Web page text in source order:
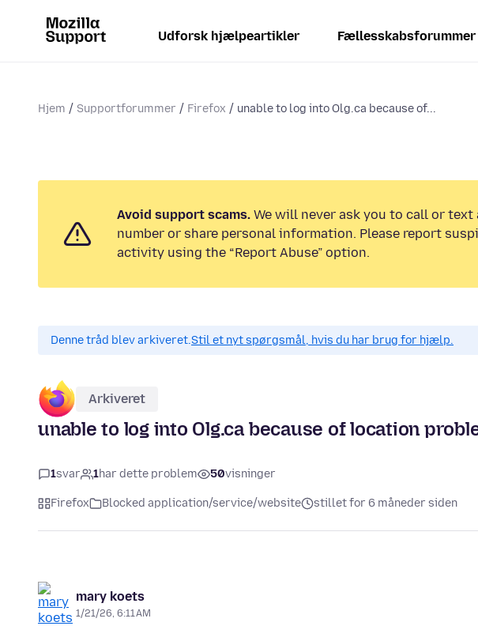
Udforsk hjælpeartikler Fællesskabsforummer
Hjem Supportforummer Firefox unable to log into Olg.ca because of...
Avoid support scams. We will never ask you to call or text
number or share personal information. Please report
activity using the “Report Abuse” option.
Denne tråd blev arkiveret.Stil et nyt spørgsmål, hvis du har brug for hjælp.
Arkiveret
unable to log into Olg.ca because of location
1svar 1har dette problem 50visninger
Firefox Blocked application/service/website stillet for 6 måneder siden
mary koets
1/21/26, 6:11 AM